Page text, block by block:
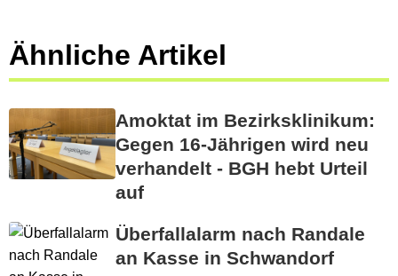
Ähnliche Artikel
Amoktat im Bezirksklinikum:
Gegen 16-Jährigen wird neu
verhandelt - BGH hebt Urteil
auf
Überfallalarm nach Randale
an Kasse in Schwandorf